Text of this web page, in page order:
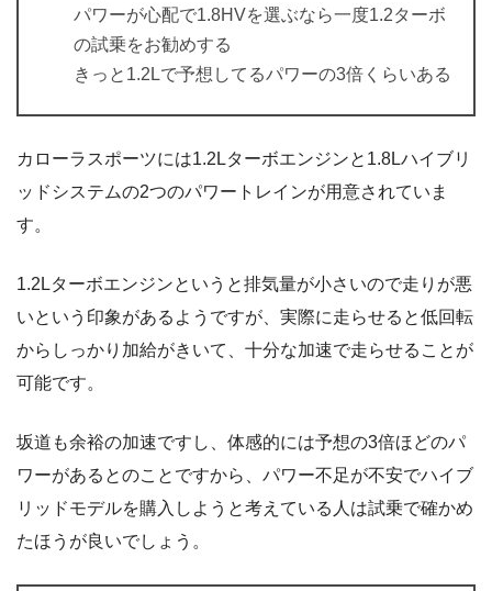
パワーが心配で1.8HVを選ぶなら一度1.2ターボ
の試乗をお勧めする
きっと1.2Lで予想してるパワーの3倍くらいある
カローラスポーツには1.2Lターボエンジンと1.8Lハイブリ
ッドシステムの2つのパワートレインが用意されていま
す。
1.2Lターボエンジンというと排気量が小さいので走りが悪
いという印象があるようですが、実際に走らせると低回転
からしっかり加給がきいて、十分な加速で走らせることが
可能です。
坂道も余裕の加速ですし、体感的には予想の3倍ほどのパ
ワーがあるとのことですから、パワー不足が不安でハイブ
リッドモデルを購入しようと考えている人は試乗で確かめ
たほうが良いでしょう。